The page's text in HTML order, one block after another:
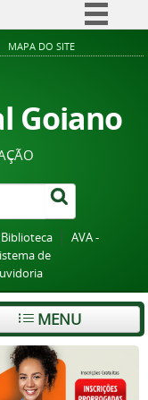
Simplifique!
à informação
Legislação
Canais
MAPA DO SITE
Goiano
Biblioteca
AVA -
de
MENU